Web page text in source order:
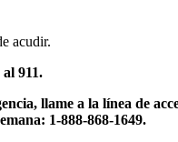
acudir.
911.
llame a la línea de
1-888-868-1649.